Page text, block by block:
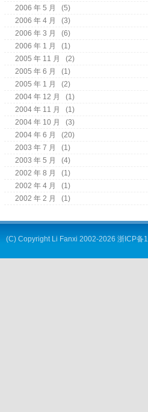
2006 年 5 月
(5)
2006 年 4 月
(3)
2006 年 3 月
(6)
2006 年 1 月
(1)
2005 年 11 月
(2)
2005 年 6 月
(1)
2005 年 1 月
(2)
2004 年 12 月
(1)
2004 年 11 月
(1)
2004 年 10 月
(3)
2004 年 6 月
(20)
2003 年 7 月
(1)
2003 年 5 月
(4)
2002 年 8 月
(1)
2002 年 4 月
(1)
2002 年 2 月
(1)
(C) Copyright Li Fanxi 2002-2026 浙ICP备